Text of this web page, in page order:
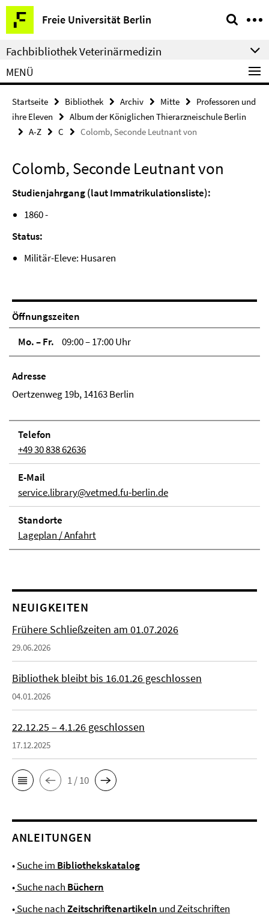
Springe
direkt
zu
Inhalt
Freie Universität Berlin
Service-
Navigation
Fachbibliothek Veterinärmedizin
MENÜ
Startseite Bibliothek Archiv Mitte
Professoren und
ihre Eleven
Album der Königlichen Thierarzneischule Berlin
A-Z
C Colomb, Seconde Leutnant von
Colomb, Seconde Leutnant von
Studienjahrgang (laut Immatrikulationsliste):
1860 -
Status:
Militär-Eleve: Husaren
Öffnungszeiten
Mo. – Fr.
09:00 – 17:00 Uhr
Adresse
Oertzenweg 19b, 14163 Berlin
Telefon
+49 30 838 62636
E-Mail
service.library@vetmed.fu-berlin.de
Stand­orte
Lageplan / Anfahrt
NEUIGKEITEN
Frühere Schließzeiten am 01.07.2026
29.06.2026
Bibliothek bleibt bis 16.01.26 geschlossen
04.01.2026
22.12.25 – 4.1.26 geschlossen
17.12.2025
1 / 10
ANLEITUNGEN
•Suche im Bibliothekskatalog
•Suche nach Büchern
•Suche nachZeitschriftenartikeln und Zeitschriften